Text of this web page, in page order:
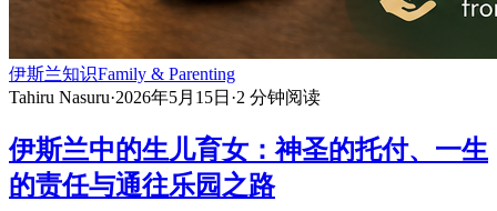
伊斯兰知识Family & Parenting
Tahiru Nasuru·2026年5月15日 ·2 分钟阅读
伊斯兰中的生儿育女：神圣的托付、一生
的责任与通往乐园之路